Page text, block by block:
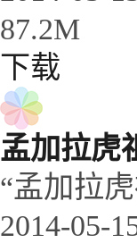
87.2M
下载
孟加拉虎
“孟加拉
2014-05-